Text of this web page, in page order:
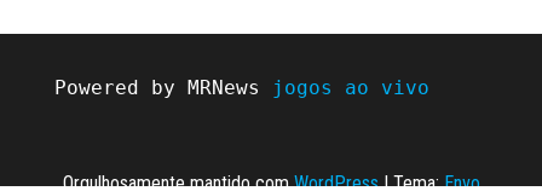
Powered by MRNews jogos ao vivo
Orgulhosamente mantido comWordPress |Tema:Envo